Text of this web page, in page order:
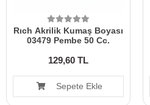
Rıch Akrilik Kumaş Boyası
03479 Pembe 50 Cc.
129,60 TL
Sepete Ekle